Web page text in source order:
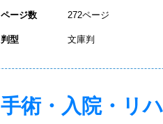
ページ数 272ページ
判型 文庫判
手術・入院・リ